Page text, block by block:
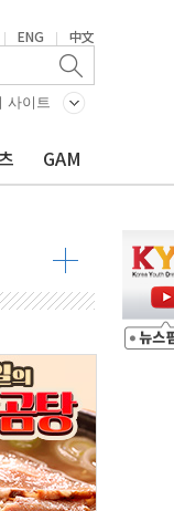
| ENG | 中文
사이트
GAM